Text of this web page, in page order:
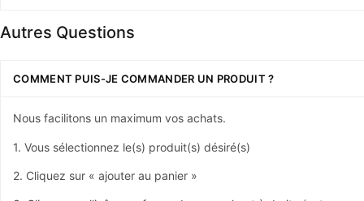
Autres Questions
COMMENT PUIS-JE COMMANDER UN PRODUIT ?
Nous facilitons un maximum vos achats.
1. Vous sélectionnez le(s) produit(s) désiré(s)
2. Cliquez sur « ajouter au panier »